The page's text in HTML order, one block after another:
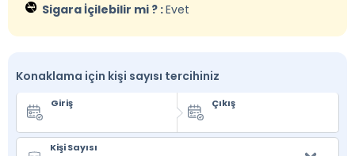
Sigara İçilebilir mi ? :Evet
Konaklama için kişi sayısı tercihiniz
Giriş Çıkış
Kişi Sayısı